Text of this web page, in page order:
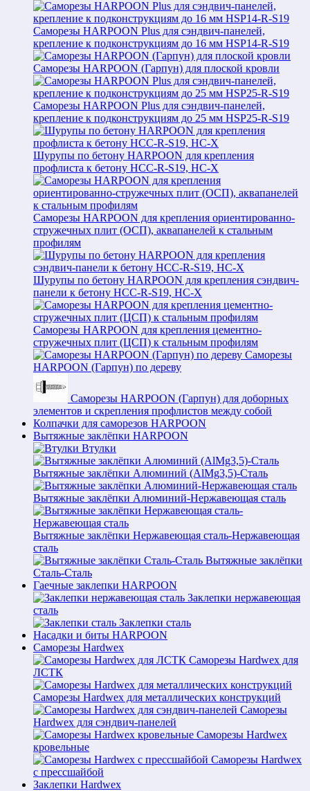
Саморезы HARPOON Plus для сэндвич-панелей,
крепление к подконструкциям до 16 мм HSP14-R-S19
Саморезы HARPOON (Гарпун) для плоской кровли
Саморезы HARPOON Plus для сэндвич-панелей,
крепление к подконструкциям до 25 мм HSP25-R-S19
Шурупы по бетону HARPOON для крепления
профлиста к бетону HCC-R-S19, HC-X
Саморезы HARPOON для крепления ориентированно-
стружечных плит (ОСП), аквапанелей к стальным
профилям
Шурупы по бетону HARPOON для крепления сэндвич-
панели к бетону HCC-R-S19, HC-X
Саморезы HARPOON для крепления цементно-
стружечных плит (ЦСП) к стальным профилям
Саморезы
HARPOON (Гарпун) по дереву
Саморезы HARPOON (Гарпун) для доборных
элементов и скрепления профлистов между собой
Колпачки для саморезов HARPOON
Вытяжные заклёпки HARPOON
Втулки
Вытяжные заклёпки Алюминий (AlMg3,5)-Сталь
Вытяжные заклёпки Алюминий-Нержавеющая сталь
Вытяжные заклёпки Нержавеющая сталь-Нержавеющая
сталь
Вытяжные заклёпки
Сталь-Сталь
Гаечные заклепки HARPOON
Заклепки нержавеющая
сталь
Заклепки сталь
Насадки и биты HARPOON
Саморезы Hardwex
Саморезы Hardwex для
ЛСТК
Саморезы Hardwex для металлических конструкций
Саморезы
Hardwex для сэндвич-панелей
Саморезы Hardwex
кровельные
Саморезы Hardwex
с прессшайбой
Заклепки Hardwex